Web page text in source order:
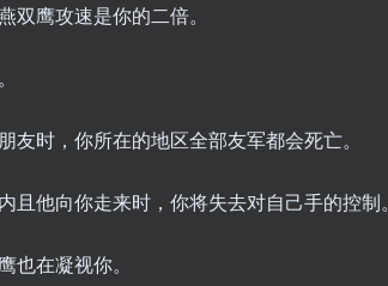
双鹰攻速是你的二倍。
友时，你所在的地区全部友军都会死亡。
且他向你走来时，你将失去对自己手的控制。
也在凝视你。